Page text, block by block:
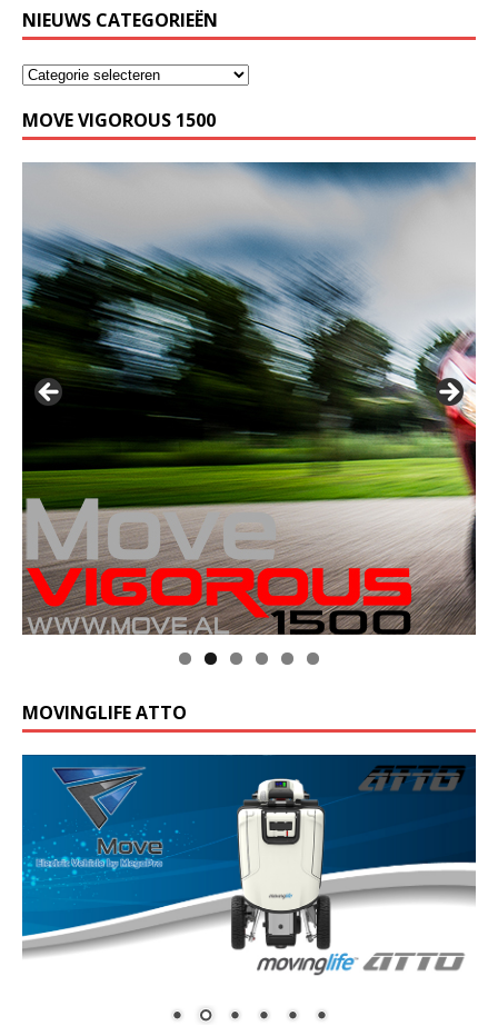
NIEUWS CATEGORIEËN
MOVE VIGOROUS 1500
MOVINGLIFE ATTO